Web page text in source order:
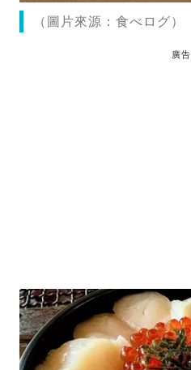
（圖片來源：食べログ）
廣告